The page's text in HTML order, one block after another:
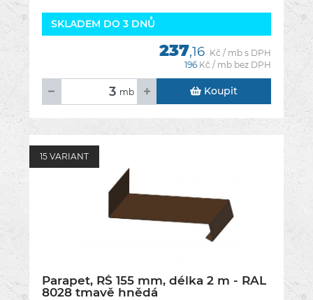
SKLADEM DO 3 DNŮ
237,16 Kč / mb s DPH
196 Kč / mb bez DPH
mb Koupit
15 VARIANT
Parapet, RŠ 155 mm, délka 2 m - RAL
8028 tmavě hnědá